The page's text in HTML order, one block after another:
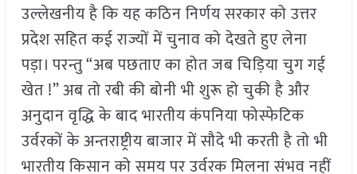
उल्लेखनीय है कि यह कठिन निर्णय सरकार को उत्तर
प्रदेश सहित कई राज्यों में चुनाव को देखते हुए लेना
पड़ा। परन्तु “अब पछताए का होत जब चिड़िया चुग गई
खेत !” अब तो रबी की बोनी भी शुरू हो चुकी है और
अनुदान वृद्धि के बाद भारतीय कंपनिया फोस्फेटिक
उर्वरकों के अन्तराष्ट्रीय बाजार में सौदे भी करती है तो भी
भारतीय किसान को समय पर उर्वरक मिलना संभव नहीं